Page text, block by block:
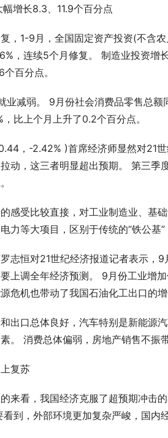
增长8.3、11.9个百分点
，1-9月，全国固定资产投资(不含
，连续5个月修复。 制造业投资增
百分点。
业减弱。 9月份社会消费品零售总
比上个月上升了0.2个百分点。
，-2.42% )首席经济师显然对21
动，这三者明显超出预期。 第三
感受比较直接，对工业制造业、基
力等大项目，区别于传统的“铁公基”
志恒对21世纪经济报道记者表示，
上调全年经济预测。 9月份工业增
危机也带动了我国石油化工出口的增
出口总体良好，汽车特别是新能源
。 消费总体偏弱，房地产销售不振
复苏
来看，我国经济克服了超预期冲击
到，外部环境更加复杂严峻，国内